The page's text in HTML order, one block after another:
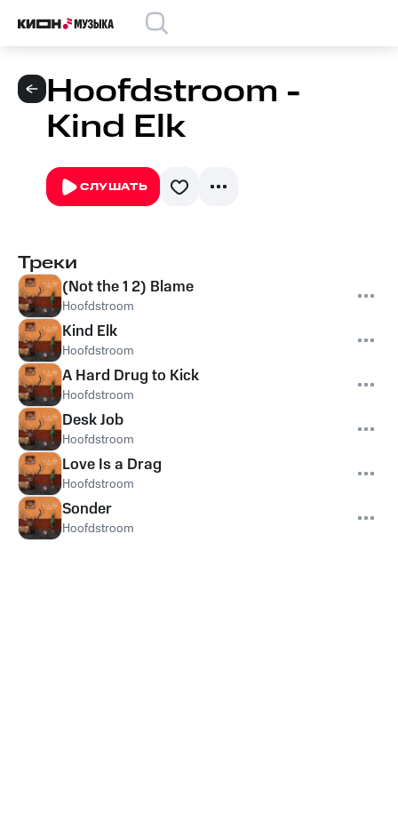
Hoofdstroom -
Kind Elk
СЛУШАТЬ
Треки
(Not the 1 2) Blame
Hoofdstroom
Kind Elk
Hoofdstroom
A Hard Drug to Kick
Hoofdstroom
Desk Job
Hoofdstroom
Love Is a Drag
Hoofdstroom
Sonder
Hoofdstroom